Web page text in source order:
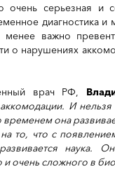
серьезная и
диагностика и
важно
о нарушениях
врач РФ,
И нельзя
она
то, что с
наука.
очень сложного в